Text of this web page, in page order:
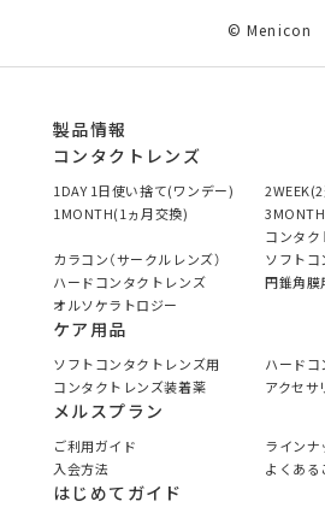
© Menicon
製品情報
コンタクトレンズ
1DAY 1日使い捨て(ワンデー)
1MONTH(1ヵ月交換)
コンタク
カラコン（サークルレンズ）
ソフト
ハードコンタクトレンズ
円錐角膜
オルソケラトロジー
ケア用品
ソフトコンタクトレンズ用
ハードコ
コンタクトレンズ装着薬
アクセサ
メルスプラン
ご利用ガイド
ラインナ
入会方法
よくある
はじめてガイド